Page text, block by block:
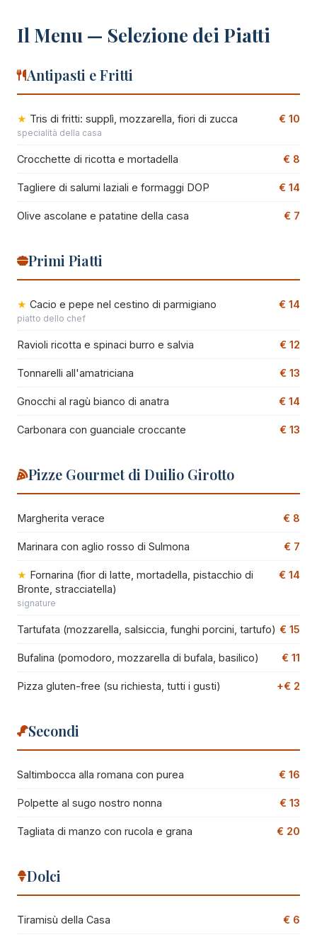
Il Menu — Selezione dei Piatti
Antipasti e Fritti
Tris di fritti: supplì, mozzarella, fiori di zucca
specialità della casa
€ 10
Crocchette di ricotta e mortadella € 8
Tagliere di salumi laziali e formaggi DOP € 14
Olive ascolane e patatine della casa € 7
Primi Piatti
Cacio e pepe nel cestino di parmigiano
piatto dello chef
€ 14
Ravioli ricotta e spinaci burro e salvia € 12
Tonnarelli all'amatriciana € 13
Gnocchi al ragù bianco di anatra € 14
Carbonara con guanciale croccante € 13
Pizze Gourmet di Duilio Girotto
Margherita verace € 8
Marinara con aglio rosso di Sulmona € 7
Fornarina (fior di latte, mortadella, pistacchio di
Bronte, stracciatella)
signature
€ 14
Tartufata (mozzarella, salsiccia, funghi porcini, tartufo) € 15
Bufalina (pomodoro, mozzarella di bufala, basilico) € 11
Pizza gluten-free (su richiesta, tutti i gusti) +€ 2
Secondi
Saltimbocca alla romana con purea € 16
Polpette al sugo nostro nonna € 13
Tagliata di manzo con rucola e grana € 20
Dolci
Tiramisù della Casa € 6